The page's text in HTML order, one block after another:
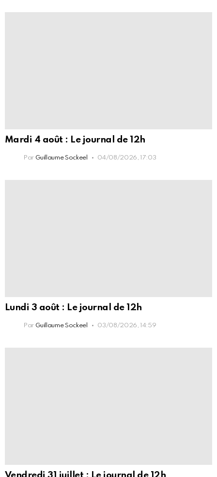
Mardi 4 août : Le journal de 12h
Par Guillaume Sockeel 04/08/2026, 17:03
Lundi 3 août : Le journal de 12h
Par Guillaume Sockeel 03/08/2026, 14:59